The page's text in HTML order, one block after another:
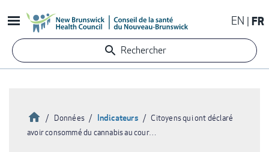
au
contenu
principal
EN FR
Rechercher
Accueil
Données Indicateurs
Citoyens qui ont déclaré
avoir consommé du cannabis au cour…